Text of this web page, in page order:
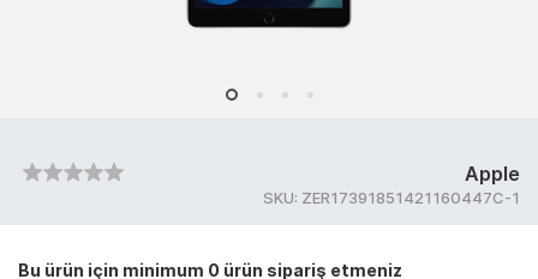
Apple
SKU: ZER17391851421160447C-1
Bu ürün için minimum 0 ürün sipariş etmeniz